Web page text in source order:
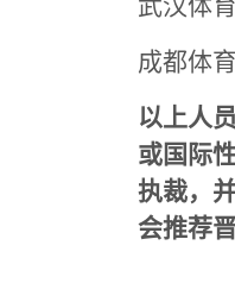
武汉体
成都体
以上人
或国际
执裁，
会推荐